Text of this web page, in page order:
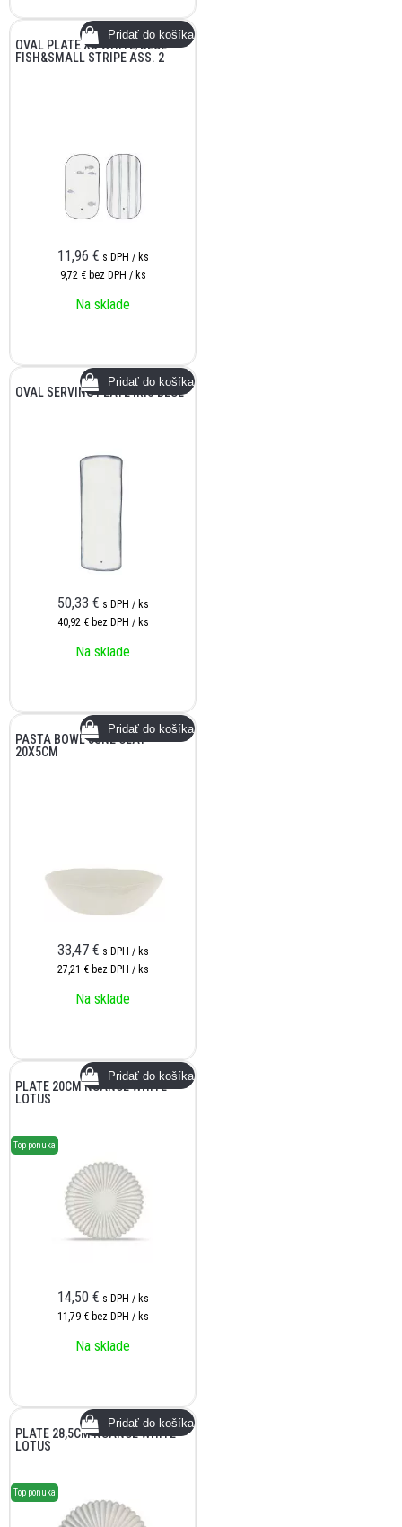
OVAL PLATE XS WHITE/BLUE
FISH&SMALL STRIPE ASS. 2
11,96 € s DPH / ks
9,72 € bez DPH / ks
Na sklade
OVAL SERVING PLATE IRIS BLUE
50,33 € s DPH / ks
40,92 € bez DPH / ks
Na sklade
PASTA BOWL JUNE CLAY
20X5CM
33,47 € s DPH / ks
27,21 € bez DPH / ks
Na sklade
PLATE 20CM NUANCE WHITE
LOTUS
Top ponuka
14,50 € s DPH / ks
11,79 € bez DPH / ks
Na sklade
PLATE 28,5CM NUANCE WHITE
LOTUS
Top ponuka